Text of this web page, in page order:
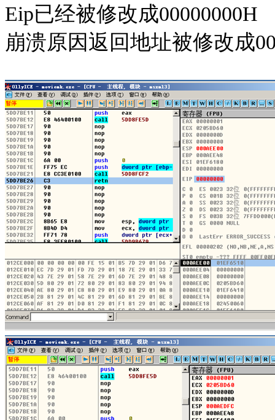
Eip已经被修改成00000000H
崩溃原因返回地址被修改成